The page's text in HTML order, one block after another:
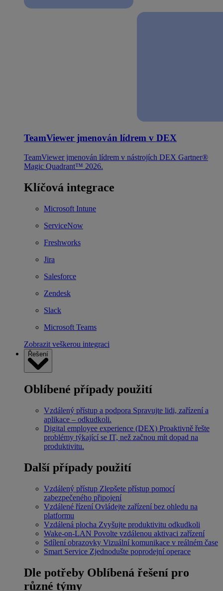
TeamViewer jmenován lídrem v DEX
TeamViewer jmenován lídrem v nástrojích DEX Gartner®
Magic Quadrant™ 2026.
Klíčová integrace
Microsoft Intune
ServiceNow
Freshworks
Jira
Salesforce
Zendesk
Slack
Microsoft Teams
Zobrazit veškerou integraci
Řešení
Oblíbené případy použití
Vzdálený přístup a podpora Spravujte lidi, zařízení a
aplikace – odkudkoli.
Digital employee experience (DEX) Proaktivně řešte
problémy týkající se IT, než začnou mít dopad na
produktivitu.
Další případy použití
Vzdálený přístup Zlepšete přístup pomocí
zabezpečeného připojení
Vzdálené řízení Ovládejte zařízení bez ohledu na
platformu
Vzdálená plocha Zvyšujte produktivitu odkudkoli
Wake-on-LAN Povolte vzdálenou aktivaci zařízení
Sdílení obrazovky Vizuální komunikace v reálném čase
Smart Service Zjednodušte poprodejní operace
Dle potřeby Oblíbená řešení pro
různé týmy